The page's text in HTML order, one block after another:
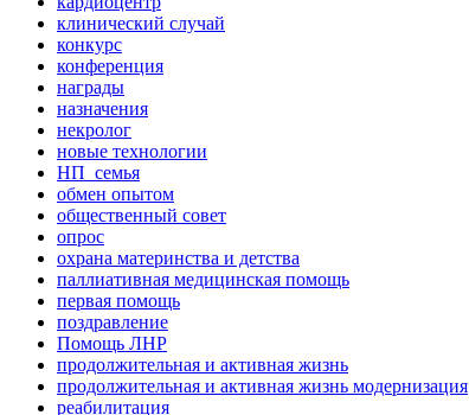
клинический случай
конкурс
конференция
награды
назначения
некролог
новые технологии
НП_семья
обмен опытом
общественный совет
опрос
охрана материнства и детства
паллиативная медицинская помощь
первая помощь
поздравление
Помощь ЛНР
продолжительная и активная жизнь
продолжительная и активная жизнь модернизация
реабилитация